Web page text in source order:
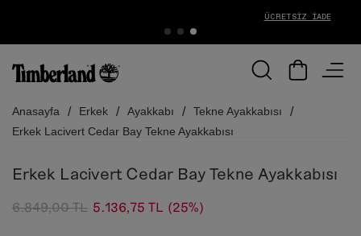
Anasayfa Erkek Ayakkabı
Tekne Ayakkabısı
Erkek Lacivert Cedar Bay Tekne Ayakkabısı
Erkek Lacivert Cedar Bay Tekne Ayakkabısı
6.849,00 TL 5.136,75 TL (25%)